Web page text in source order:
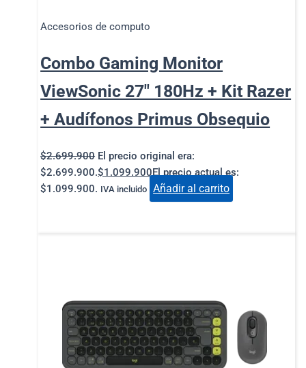
Accesorios de computo
Combo Gaming Monitor
ViewSonic 27″ 180Hz + Kit Razer
+ Audífonos Primus Obsequio
$2.699.900 El precio original era:
$2.699.900.$1.099.900El precio actual es:
$1.099.900. IVA incluido Añadir al carrito